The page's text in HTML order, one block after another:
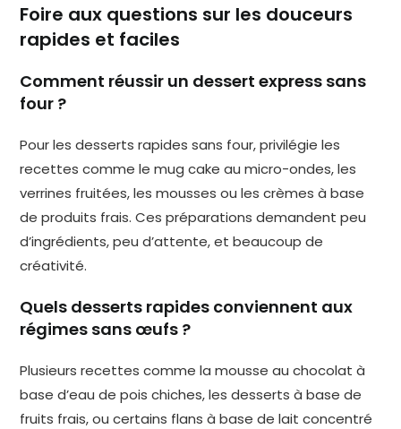
Foire aux questions sur les douceurs
rapides et faciles
Comment réussir un dessert express sans
four ?
Pour les desserts rapides sans four, privilégie les
recettes comme le mug cake au micro-ondes, les
verrines fruitées, les mousses ou les crèmes à base
de produits frais. Ces préparations demandent peu
d’ingrédients, peu d’attente, et beaucoup de
créativité.
Quels desserts rapides conviennent aux
régimes sans œufs ?
Plusieurs recettes comme la mousse au chocolat à
base d’eau de pois chiches, les desserts à base de
fruits frais, ou certains flans à base de lait concentré